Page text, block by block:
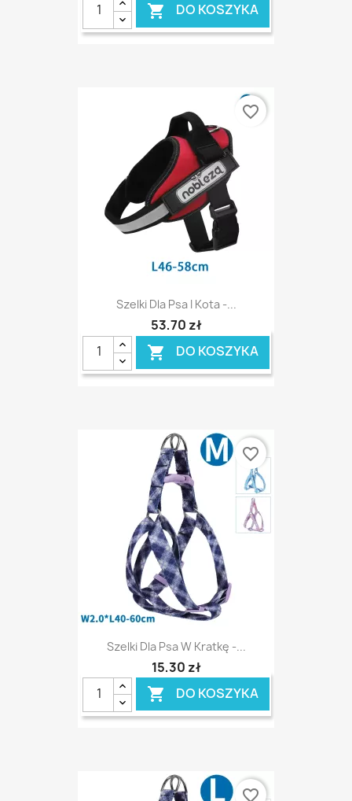
 DO KOSZYKA
Szelki Dla Psa I Kota -...
53,70 zł
 DO KOSZYKA
favorite_border
Szelki Dla Psa W Kratkę -...
15,30 zł
 DO KOSZYKA
favorite_border
favorite_border